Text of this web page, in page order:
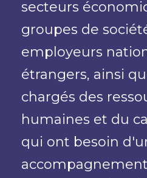
secteurs
groupes de
employeurs
étrangers, ainsi
chargés des
humaines et du
qui ont besoin